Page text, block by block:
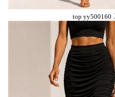
top yy500160